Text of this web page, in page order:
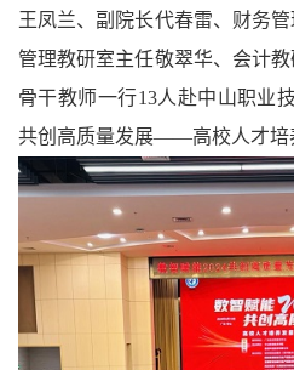
王凤兰、副院长代春雷、财务
管理教研室主任敬翠华、会计
骨干教师一行13人赴中山职业
共创高质量发展——高校人才培